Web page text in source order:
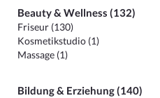
Beauty & Wellness (132)
Friseur (130)
Kosmetikstudio (1)
Massage (1)
Bildung & Erziehung (140)